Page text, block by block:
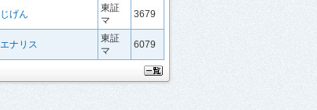
じげん
東証
マ
3679
エナリス
東証
マ
6079